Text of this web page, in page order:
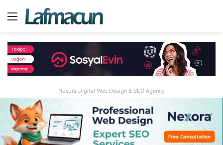
Menü
Nexora Digital Web Design & SEO Agency